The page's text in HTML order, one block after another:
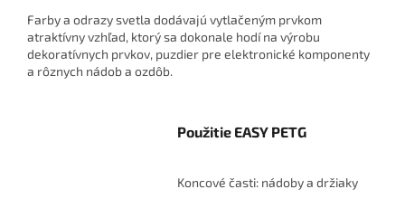
Farby a odrazy svetla dodávajú vytlačeným prvkom
atraktívny vzhľad, ktorý sa dokonale hodí na výrobu
dekoratívnych prvkov, puzdier pre elektronické komponenty
a rôznych nádob a ozdôb.
Použitie EASY PETG
Koncové časti: nádoby a držiaky